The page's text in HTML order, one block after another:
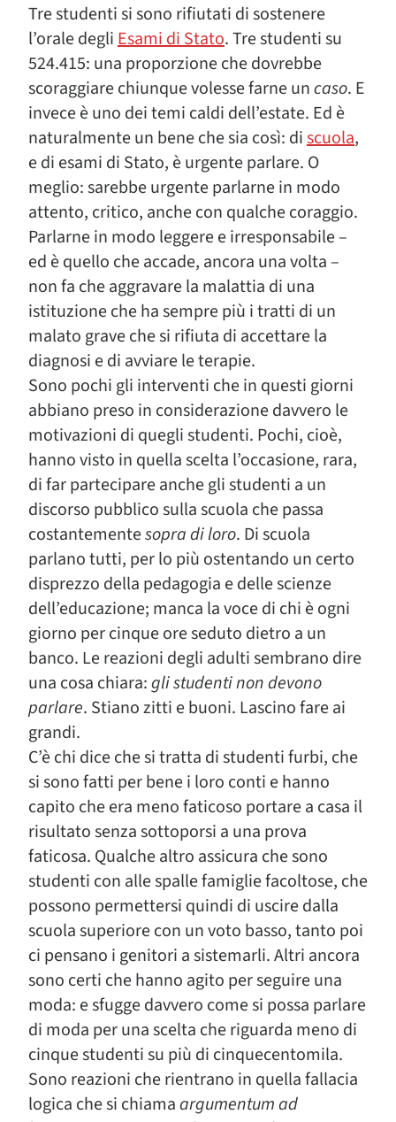
Tre studenti si sono rifiutati di sostenere
l’orale degliEsami di Stato. Tre studenti su
524.415: una proporzione che dovrebbe
scoraggiare chiunque volesse farne uncaso. E
invece è uno dei temi caldi dell’estate. Ed è
naturalmente un bene che sia così: discuola,
e di esami di Stato, è urgente parlare. O
meglio: sarebbe urgente parlarne in modo
attento, critico, anche con qualche coraggio.
Parlarne in modo leggere e irresponsabile –
ed è quello che accade, ancora una volta –
non fa che aggravare la malattia di una
istituzione che ha sempre più i tratti di un
malato grave che si rifiuta di accettare la
diagnosi e di avviare le terapie.
Sono pochi gli interventi che in questi giorni
abbiano preso in considerazione davvero le
motivazioni di quegli studenti. Pochi, cioè,
hanno visto in quella scelta l’occasione, rara,
di far partecipare anche gli studenti a un
discorso pubblico sulla scuola che passa
costantementesopra di loro. Di scuola
parlano tutti, per lo più ostentando un certo
disprezzo della pedagogia e delle scienze
dell’educazione; manca la voce di chi è ogni
giorno per cinque ore seduto dietro a un
banco. Le reazioni degli adulti sembrano dire
una cosa chiara:gli studenti non devono
parlare. Stiano zitti e buoni. Lascino fare ai
grandi.
C’è chi dice che si tratta di studenti furbi, che
si sono fatti per bene i loro conti e hanno
capito che era meno faticoso portare a casa il
risultato senza sottoporsi a una prova
faticosa. Qualche altro assicura che sono
studenti con alle spalle famiglie facoltose, che
possono permettersi quindi di uscire dalla
scuola superiore con un voto basso, tanto poi
ci pensano i genitori a sistemarli. Altri ancora
sono certi che hanno agito per seguire una
moda: e sfugge davvero come si possa parlare
di moda per una scelta che riguarda meno di
cinque studenti su più di cinquecentomila.
Sono reazioni che rientrano in quella fallacia
logica che si chiamaargumentum ad